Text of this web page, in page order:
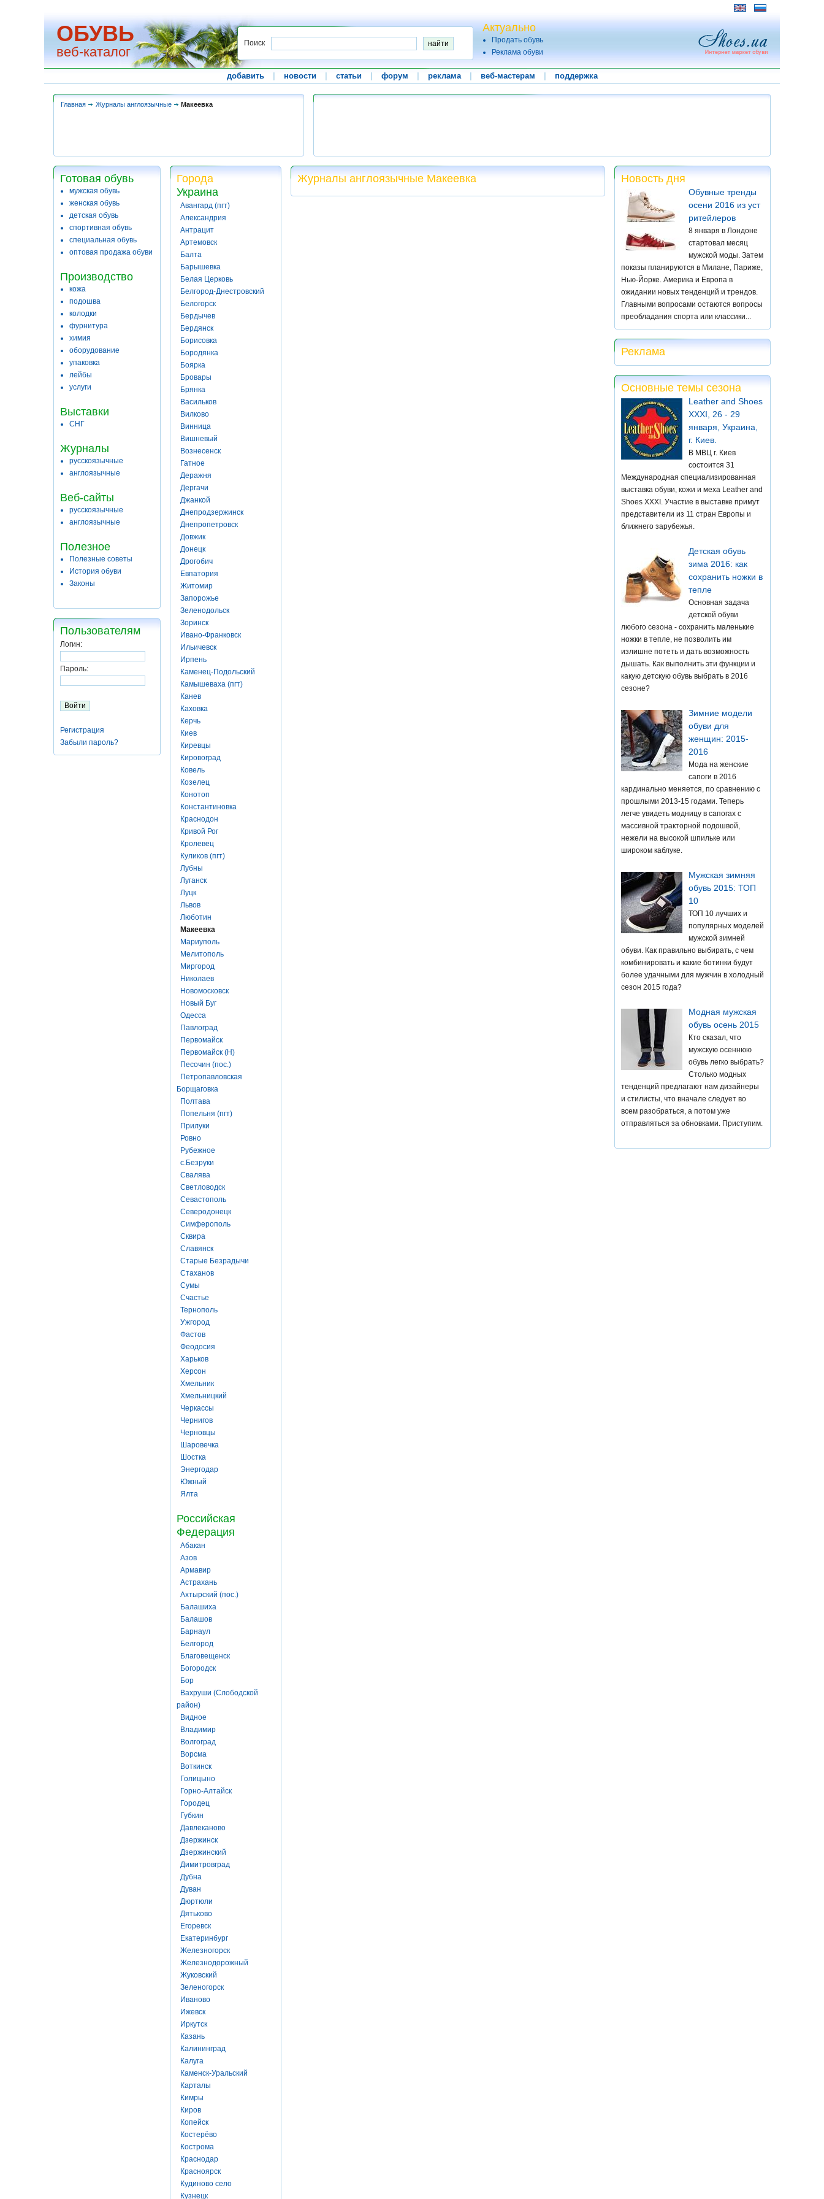
ОБУВЬ
веб-каталог
Поиск
Актуально
Продать обувь
Реклама обуви
добавить новости статьи форум реклама веб-мастерам поддержка
Главная Журналы англоязычные Макеевка
Готовая обувь
мужская обувь
женская обувь
детская обувь
спортивная обувь
специальная обувь
оптовая продажа обуви
Производство
кожа
подошва
колодки
фурнитура
химия
оборудование
упаковка
лейбы
услуги
Выставки
СНГ
Журналы
русскоязычные
англоязычные
Веб-сайты
русскоязычные
англоязычные
Полезное
Полезные советы
История обуви
Законы
Пользователям
Логин:
Пароль:
Регистрация
Забыли пароль?
Города
Украина
Авангард (пгт)
Александрия
Антрацит
Артемовск
Балта
Барышевка
Белая Церковь
Белгород-Днестровский
Белогорск
Бердычев
Бердянск
Борисовка
Бородянка
Боярка
Бровары
Брянка
Васильков
Вилково
Винница
Вишневый
Вознесенск
Гатное
Деражня
Дергачи
Джанкой
Днепродзержинск
Днепропетровск
Довжик
Донецк
Дрогобич
Евпатория
Житомир
Запорожье
Зеленодольск
Зоринск
Ивано-Франковск
Ильичевск
Ирпень
Каменец-Подольский
Камышеваха (пгт)
Канев
Каховка
Керчь
Киев
Киревцы
Кировоград
Ковель
Козелец
Конотоп
Константиновка
Краснодон
Кривой Рог
Кролевец
Куликов (пгт)
Лубны
Луганск
Луцк
Львов
Люботин
Макеевка
Мариуполь
Мелитополь
Миргород
Николаев
Новомосковск
Новый Буг
Одесса
Павлоград
Первомайск
Первомайск (Н)
Песочин (пос.)
Петропавловская
Борщаговка
Полтава
Попельня (пгт)
Прилуки
Ровно
Рубежное
с.Безруки
Свалява
Светловодск
Севастополь
Северодонецк
Симферополь
Сквира
Славянск
Старые Безрадычи
Стаханов
Сумы
Счастье
Тернополь
Ужгород
Фастов
Феодосия
Харьков
Херсон
Хмельник
Хмельницкий
Черкассы
Чернигов
Черновцы
Шаровечка
Шостка
Энергодар
Южный
Ялта
Российская
Федерация
Абакан
Азов
Армавир
Астрахань
Ахтырский (пос.)
Балашиха
Балашов
Барнаул
Белгород
Благовещенск
Богородск
Бор
Вахруши (Слободской
район)
Видное
Владимир
Волгоград
Ворсма
Воткинск
Голицыно
Горно-Алтайск
Городец
Губкин
Давлеканово
Дзержинск
Дзержинский
Димитровград
Дубна
Дуван
Дюртюли
Дятьково
Егоревск
Екатеринбург
Железногорск
Железнодорожный
Жуковский
Зеленогорск
Иваново
Ижевск
Иркутск
Казань
Калининград
Калуга
Каменск-Уральский
Карталы
Кимры
Киров
Копейск
Костерёво
Кострома
Краснодар
Красноярск
Кудиново село
Кузнецк
Журналы англоязычные Макеевка Новость дня
Обувные тренды
осени 2016 из уст
ритейлеров
8 января в Лондоне
стартовал месяц
мужской моды. Затем
показы планируются в Милане, Париже,
Нью-Йорке. Америка и Европа в
ожидании новых тенденций и трендов.
Главными вопросами остаются вопросы
преобладания спорта или классики...
Реклама
Основные темы сезона
Leather and Shoes
XXXI, 26 - 29
января, Украина,
г. Киев.
В МВЦ г. Киев
состоится 31
Международная специализированная
выставка обуви, кожи и меха Leather and
Shoes XXXI. Участие в выставке примут
представители из 11 стран Европы и
ближнего зарубежья.
Детская обувь
зима 2016: как
сохранить ножки в
тепле
Основная задача
детской обуви
любого сезона - сохранить маленькие
ножки в тепле, не позволить им
излишне потеть и дать возможность
дышать. Как выполнить эти функции и
какую детскую обувь выбрать в 2016
сезоне?
Зимние модели
обуви для
женщин: 2015-
2016
Мода на женские
сапоги в 2016
кардинально меняется, по сравнению с
прошлыми 2013-15 годами. Теперь
легче увидеть модницу в сапогах с
массивной тракторной подошвой,
нежели на высокой шпильке или
широком каблуке.
Мужская зимняя
обувь 2015: ТОП
10
ТОП 10 лучших и
популярных моделей
мужской зимней
обуви. Как правильно выбирать, с чем
комбинировать и какие ботинки будут
более удачными для мужчин в холодный
сезон 2015 года?
Модная мужская
обувь осень 2015
Кто сказал, что
мужскую осеннюю
обувь легко выбрать?
Столько модных
тенденций предлагают нам дизайнеры
и стилисты, что вначале следует во
всем разобраться, а потом уже
отправляться за обновками. Приступим.